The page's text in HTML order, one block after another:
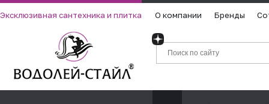
Эксклюзивная сантехника и плитка О компании Бренды